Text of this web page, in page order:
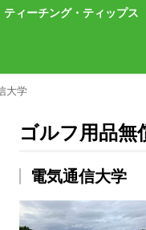
ティーチング・ティップス
大学
ゴルフ用品無
電気通信大学